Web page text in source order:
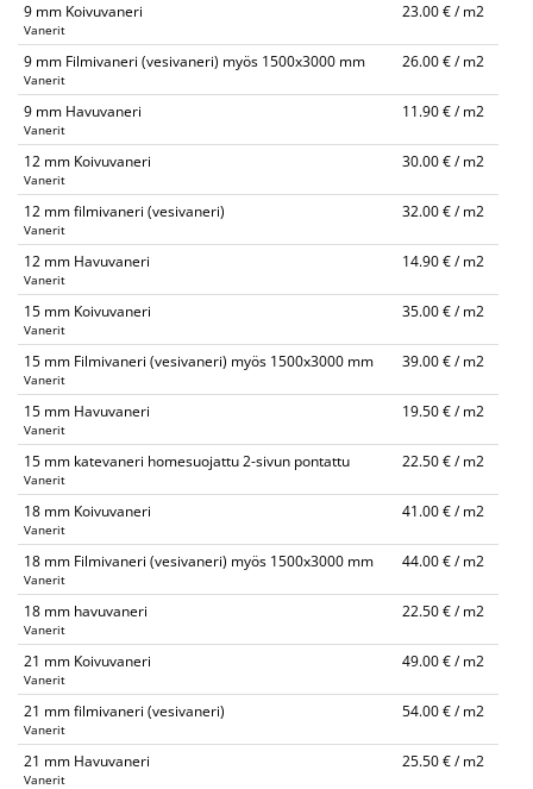
9 mm Koivuvaneri
Vanerit
23.00 € / m2
9 mm Filmivaneri (vesivaneri) myös 1500x3000 mm
Vanerit
26.00 € / m2
9 mm Havuvaneri
Vanerit
11.90 € / m2
12 mm Koivuvaneri
Vanerit
30.00 € / m2
12 mm filmivaneri (vesivaneri)
Vanerit
32.00 € / m2
12 mm Havuvaneri
Vanerit
14.90 € / m2
15 mm Koivuvaneri
Vanerit
35.00 € / m2
15 mm Filmivaneri (vesivaneri) myös 1500x3000 mm
Vanerit
39.00 € / m2
15 mm Havuvaneri
Vanerit
19.50 € / m2
15 mm katevaneri homesuojattu 2-sivun pontattu
Vanerit
22.50 € / m2
18 mm Koivuvaneri
Vanerit
41.00 € / m2
18 mm Filmivaneri (vesivaneri) myös 1500x3000 mm
Vanerit
44.00 € / m2
18 mm havuvaneri
Vanerit
22.50 € / m2
21 mm Koivuvaneri
Vanerit
49.00 € / m2
21 mm filmivaneri (vesivaneri)
Vanerit
54.00 € / m2
21 mm Havuvaneri
Vanerit
25.50 € / m2